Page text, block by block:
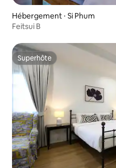
Hébergement ⋅ Si Phum
Feitsui B
Superhôte
Superhôte